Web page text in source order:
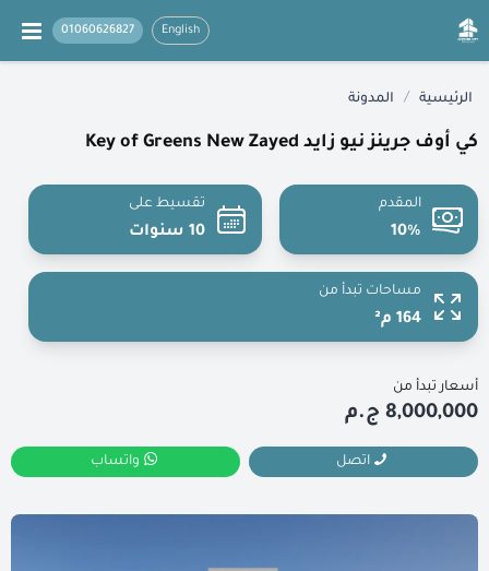
English
01060626827
الرئيسية / المدونة
كي أوف جرينز نيو زايد Key of Greens New Zayed
المقدم
10%
تقسيط على
10 سنوات
مساحات تبدأ من
164 م²
أسعار تبدأ من
8,000,000 ج.م
اتصل واتساب